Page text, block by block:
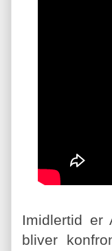
Imidlertid er
bliver